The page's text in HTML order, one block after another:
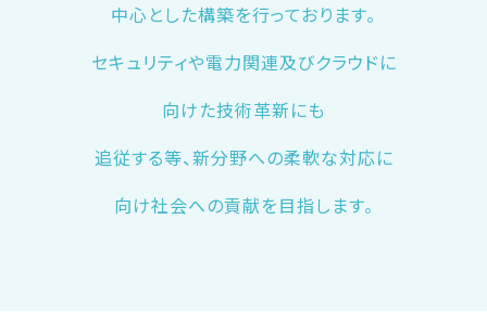
中心とした構築を行っております。
セキュリティや電力関連及びクラウドに
向けた技術革新にも
追従する等、新分野への柔軟な対応に
向け社会への貢献を目指します。